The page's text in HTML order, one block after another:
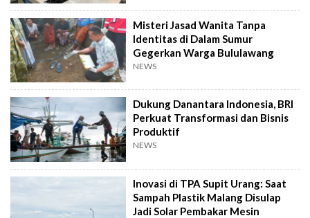
Misteri Jasad Wanita Tanpa
Identitas di Dalam Sumur
Gegerkan Warga Bululawang
NEWS
Dukung Danantara Indonesia, BRI
Perkuat Transformasi dan Bisnis
Produktif
NEWS
Inovasi di TPA Supit Urang: Saat
Sampah Plastik Malang Disulap
Jadi Solar Pembakar Mesin